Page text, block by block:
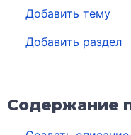
Добавить тему
Добавить раздел
Содержание